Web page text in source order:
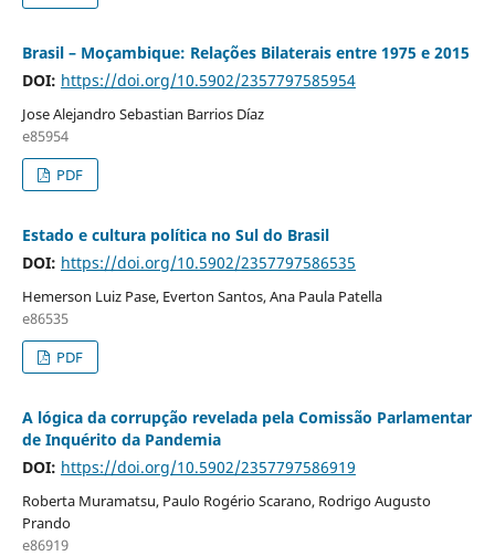
Brasil – Moçambique: Relações Bilaterais entre 1975 e 2015
DOI: https://doi.org/10.5902/2357797585954
Jose Alejandro Sebastian Barrios Díaz
e85954
PDF
Estado e cultura política no Sul do Brasil
DOI: https://doi.org/10.5902/2357797586535
Hemerson Luiz Pase, Everton Santos, Ana Paula Patella
e86535
PDF
A lógica da corrupção revelada pela Comissão Parlamentar
de Inquérito da Pandemia
DOI: https://doi.org/10.5902/2357797586919
Roberta Muramatsu, Paulo Rogério Scarano, Rodrigo Augusto
Prando
e86919